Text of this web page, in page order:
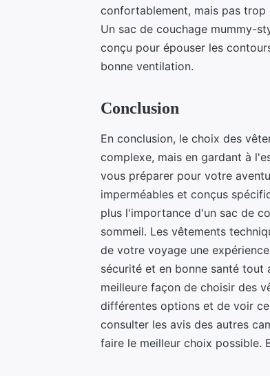
confortablement, mais pas
Un sac de couchage mummy-
conçu pour épouser les
bonne ventilation.
Conclusion
En conclusion, le choix des
complexe, mais en gardant à
vous préparer pour votre
imperméables et conçus
plus l'importance d'un sac de
sommeil. Les vêtements
de votre voyage une
sécurité et en bonne santé tout
meilleure façon de choisir des
différentes options et de voir
consulter les avis des autres
faire le meilleur choix possible.